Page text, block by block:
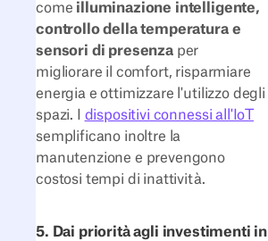
come illuminazione intelligente,
controllo della temperatura e
sensori di presenzaper
migliorare il comfort, risparmiare
energia e ottimizzare l'utilizzo degli
spazi. I dispositivi connessi all'IoT
semplificano inoltre la
manutenzione e prevengono
costosi tempi di inattività.
5. Dai priorità agli investimenti in